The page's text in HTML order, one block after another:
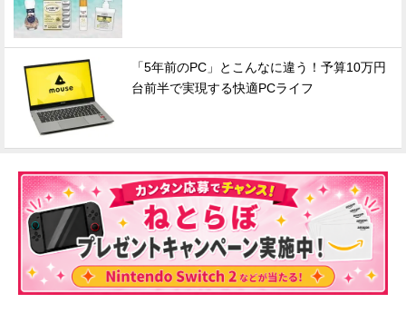
「5年前のPC」とこんなに違う！予算10万円
台前半で実現する快適PCライフ